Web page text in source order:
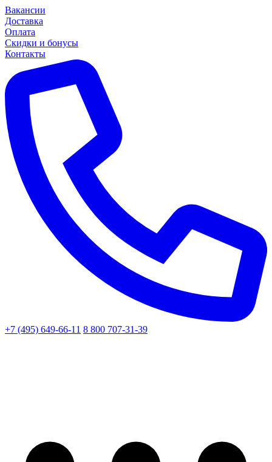
Вакансии
Доставка
Оплата
Скидки и бонусы
Контакты
+7 (495) 649-66-11 8 800 707-31-39